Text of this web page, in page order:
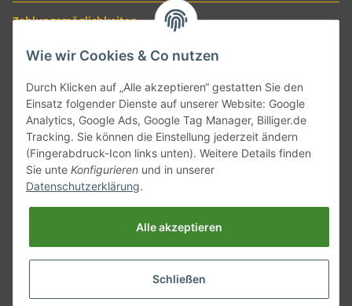
Zahlungsmöglichkeiten
Versand mit
Wie wir Cookies & Co nutzen
Durch Klicken auf „Alle akzeptieren“ gestatten Sie den
Einsatz folgender Dienste auf unserer Website: Google
Analytics, Google Ads, Google Tag Manager, Billiger.de
Tracking. Sie können die Einstellung jederzeit ändern
(Fingerabdruck-Icon links unten). Weitere Details finden
Sie unte Konfigurieren und in unserer
Datenschutzerklärung.
Alle akzeptieren
Schließen